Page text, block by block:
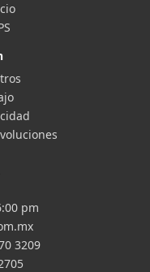
pm
3209